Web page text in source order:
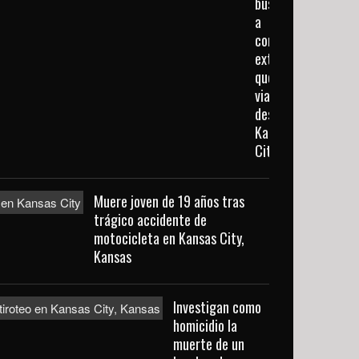
a
conductora
extraviada
que
viajaba
desde
Kansas
City
Muere joven de 19 años tras
trágico accidente de
motocicleta en Kansas City,
Kansas
Investigan como
homicidio la
muerte de un